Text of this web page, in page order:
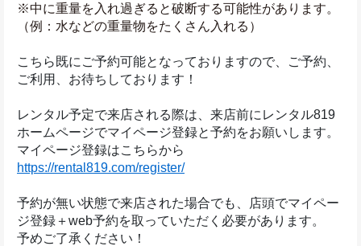
※中に重量を入れ過ぎると破断する可能性があります。
（例：水などの重量物をたくさん入れる）
こちら既にご予約可能となっておりますので、ご予約、
ご利用、お待ちしております！
レンタル予定で来店される際は、来店前にレンタル819
ホームページでマイページ登録と予約をお願いします。
マイページ登録はこちらから
https://rental819.com/register/
予約が無い状態で来店された場合でも、店頭でマイペー
ジ登録＋web予約を取っていただく必要があります。
予めご了承ください！